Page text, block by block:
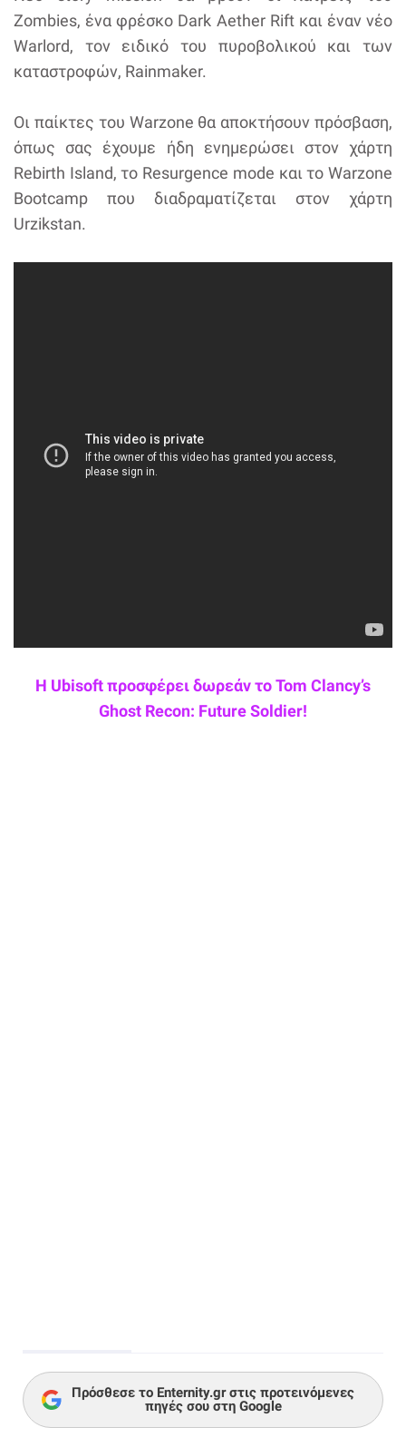
Zombies, ένα φρέσκο Dark Aether Rift και έναν νέο
Warlord, τον ειδικό του πυροβολικού και των
καταστροφών, Rainmaker.
Οι παίκτες του Warzone θα αποκτήσουν πρόσβαση,
όπως σας έχουμε ήδη ενημερώσει στον χάρτη
Rebirth Island, το Resurgence mode και το Warzone
Bootcamp που διαδραματίζεται στον χάρτη
Urzikstan.
Η Ubisoft προσφέρει δωρεάν το Tom Clancy’s
Ghost Recon: Future Soldier!
Πρόσθεσε το Enternity.gr στις προτεινόμενες
πηγές σου στη Google